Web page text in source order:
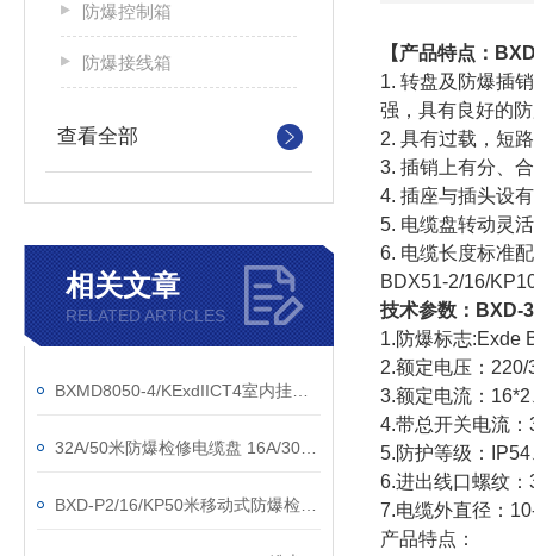
防爆控制箱
防爆接线箱
查看全部
相关文章
RELATED ARTICLES
【产品特点：
1. 转盘及防爆插
强，具有良好的
2. 具有过载，短
3. 插销上有分、
4. 插座与插头设
5. 电缆盘转动灵
6. 电缆长度标准
BDX51-2/16/
技术参数： BXD-
1.防爆标志:Exde
2.额定电压：220/
3.额定电流：
4.带总开关电流：
5.防护等级：
6.进出线口螺纹：
7.电缆外直径：
产品特点：